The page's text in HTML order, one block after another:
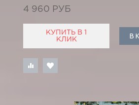
4 960 РУБ
КУПИТЬ В 1
КЛИК
В